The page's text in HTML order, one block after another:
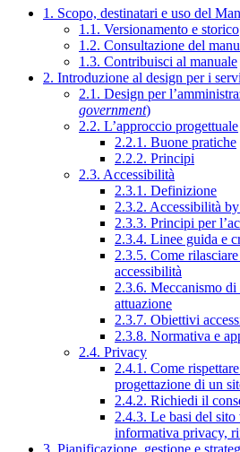
1. Scopo, destinatari e uso del
1.1. Versionamento e storico
1.2. Consultazione del
1.3. Contribuisci al manuale
2. Introduzione al design per i
2.1. Design per
government)
2.2. L’approccio progettuale
2.2.1. Buone pratiche
2.2.2. Principi
2.3. Accessibilità
2.3.1. Definizione
2.3.2. Accessibilità
2.3.3. Principi per
2.3.4. Linee guida e
2.3.5. Come
accessibilità
2.3.6. Meccanismo
attuazione
2.3.7. Obiettivi
2.3.8. Normativa e
2.4. Privacy
2.4.1. Come
progettazione di un
2.4.2. Richiedi il
2.4.3. Le basi del sito
informativa privacy,
3. Pianificazione, gestione e